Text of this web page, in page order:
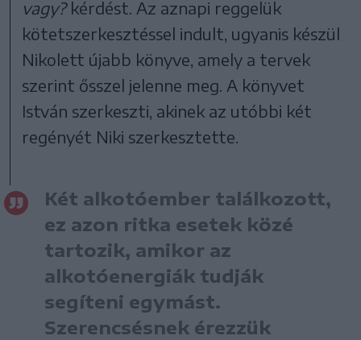
vagy?kérdést. Az aznapi reggelük
kötetszerkesztéssel indult, ugyanis készül
Nikolett újabb könyve, amely a tervek
szerint ősszel jelenne meg. A könyvet
István szerkeszti, akinek az utóbbi két
regényét Niki szerkesztette.
Két alkotóember találkozott,
ez azon ritka esetek közé
tartozik, amikor az
alkotóenergiák tudják
segíteni egymást.
Szerencsésnek érezzük